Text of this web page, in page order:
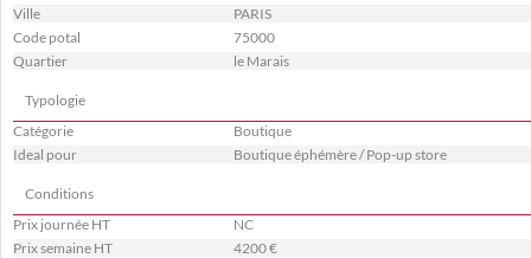
Ville
PARIS
Code potal
75000
Quartier
le Marais
Typologie
Catégorie
Boutique
Ideal pour
Boutique éphémère / Pop-up store
Conditions
Prix journée HT
NC
Prix semaine HT
4200 €